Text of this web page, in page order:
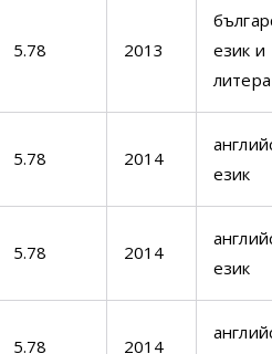
5.78 2013
език и
5.78 2014
език
5.78 2014
език
5.78 2014